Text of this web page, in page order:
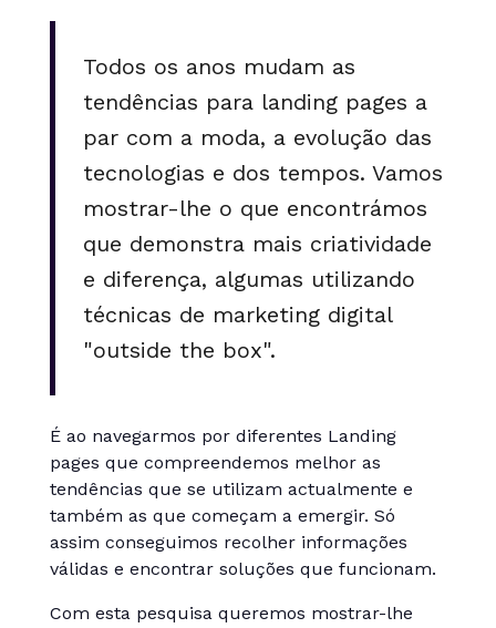
Todos os anos mudam as
tendências para landing pages a
par com a moda, a evolução das
tecnologias e dos tempos. Vamos
mostrar-lhe o que encontrámos
que demonstra mais criatividade
e diferença, algumas utilizando
técnicas de marketing digital
"outside the box".
É ao navegarmos por diferentes Landing
pages que compreendemos melhor as
tendências que se utilizam actualmente e
também as que começam a emergir. Só
assim conseguimos recolher informações
válidas e encontrar soluções que funcionam.
Com esta pesquisa queremos mostrar-lhe